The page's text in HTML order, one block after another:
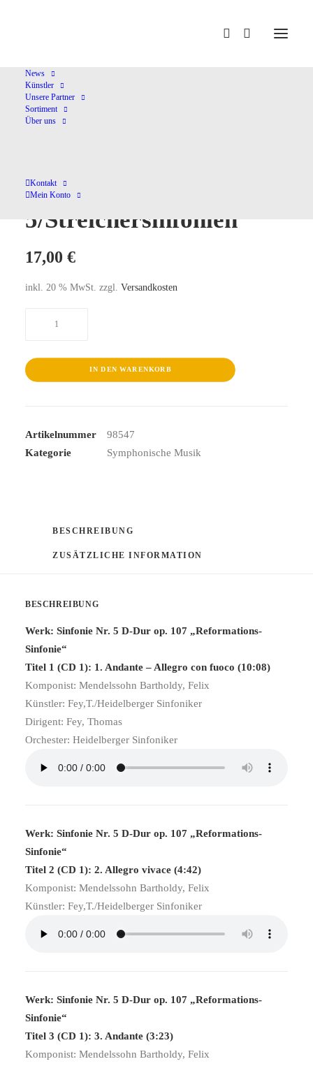
News
Künstler
Unsere Partner
Sortiment
Über uns
Kontakt
Mein Konto
Sinfonie
5/Streichersinfonien
17,00 €
inkl. 20 % MwSt. zzgl. Versandkosten
IN DEN WARENKORB
Artikelnummer
98547
Kategorie
Symphonische Musik
BESCHREIBUNG
ZUSÄTZLICHE INFORMATION
BESCHREIBUNG
Werk: Sinfonie Nr. 5 D-Dur op. 107 „Reformations-
Sinfonie“
Titel 1 (CD 1): 1. Andante – Allegro con fuoco (10:08)
Komponist: Mendelssohn Bartholdy, Felix
Künstler: Fey,T./Heidelberger Sinfoniker
Dirigent: Fey, Thomas
Orchester: Heidelberger Sinfoniker
Werk: Sinfonie Nr. 5 D-Dur op. 107 „Reformations-
Sinfonie“
Titel 2 (CD 1): 2. Allegro vivace (4:42)
Komponist: Mendelssohn Bartholdy, Felix
Künstler: Fey,T./Heidelberger Sinfoniker
Werk: Sinfonie Nr. 5 D-Dur op. 107 „Reformations-
Sinfonie“
Titel 3 (CD 1): 3. Andante (3:23)
Komponist: Mendelssohn Bartholdy, Felix